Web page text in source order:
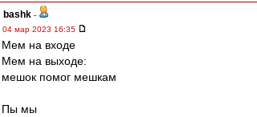
bashk -
04 мар 2023 16:35
Мем на входе
Мем на выходе:
мешок помог мешкам
Пы мы